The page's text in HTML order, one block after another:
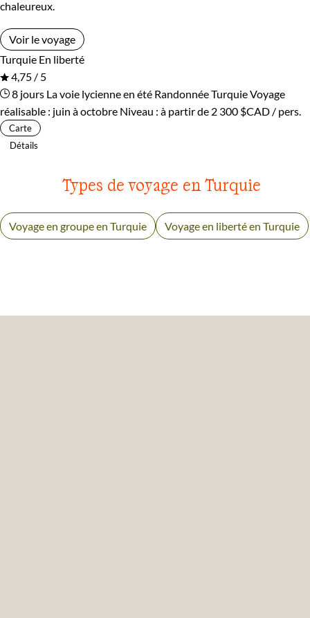
chaleureux.
Voir le voyage
Turquie En liberté
4,75 / 5
8 jours La voie lycienne en été Randonnée TurquieVoyage
réalisable : juin à octobre Niveau : à partir de 2 300 $CAD / pers.
Carte
Détails
Types de voyage en Turquie
Voyage en groupe en Turquie Voyage en liberté en Turquie